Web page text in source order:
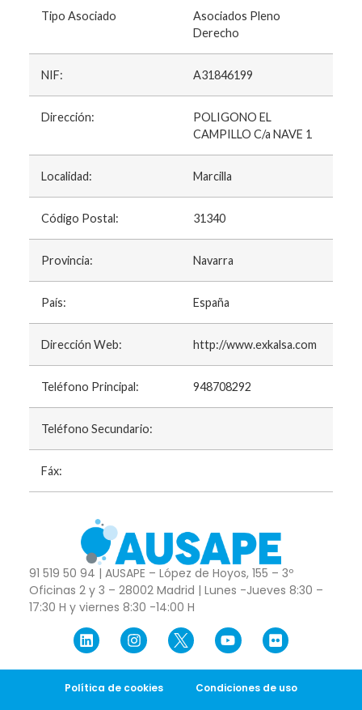
Tipo Asociado
Asociados Pleno
Derecho
NIF: A31846199
Dirección:
POLIGONO EL
CAMPILLO C/a NAVE 1
Localidad: Marcilla
Código Postal: 31340
Provincia: Navarra
País: España
Dirección Web: http://www.exkalsa.com
Teléfono Principal: 948708292
Teléfono Secundario:
Fáx:
91 519 50 94 | AUSAPE – López de Hoyos, 155 – 3º
Oficinas 2 y 3 – 28002 Madrid | Lunes -Jueves 8:30 –
17:30 H y viernes 8:30 -14:00 H
Política de cookies Condiciones de uso